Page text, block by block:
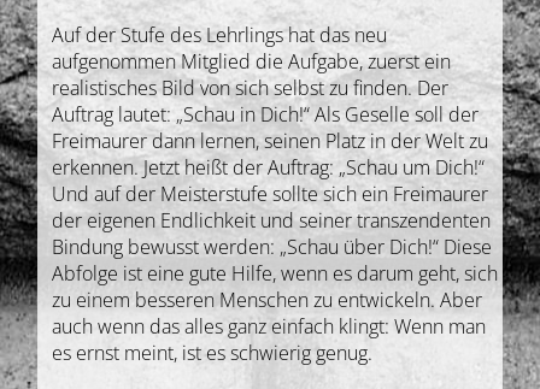
Auf der Stufe des Lehrlings hat das neu
aufgenommen Mitglied die Aufgabe, zuerst ein
realistisches Bild von sich selbst zu finden. Der
Auftrag lautet: „Schau in Dich!“ Als Geselle soll der
Freimaurer dann lernen, seinen Platz in der Welt zu
erkennen. Jetzt heißt der Auftrag: „Schau um Dich!“
Und auf der Meisterstufe sollte sich ein Freimaurer
der eigenen Endlichkeit und seiner transzendenten
Bindung bewusst werden: „Schau über Dich!“ Diese
Abfolge ist eine gute Hilfe, wenn es darum geht, sich
zu einem besseren Menschen zu entwickeln. Aber
auch wenn das alles ganz einfach klingt: Wenn man
es ernst meint, ist es schwierig genug.